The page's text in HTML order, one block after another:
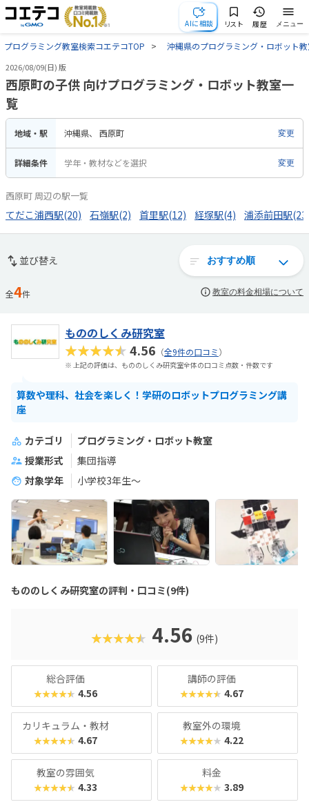
AIに相談 リスト 履歴 メニュー
プログラミング教室検索コエテコTOP 沖縄県のプログラミング・ロボット
2026/08/09(日) 版
西原町の子供 向けプログラミング・ロボット教室一
覧
地域・駅 沖縄県 西原町 変更
詳細条件 学年・教材などを選択 変更
西原町 周辺の駅一覧
てだこ浦西駅(20) 石嶺駅(2) 首里駅(12) 経塚駅(4) 浦添前田駅
並び替え
全4件 教室の料金相場について
もののしくみ研究室
★★★★★4.56 （全9件の口コミ）
※ 上記の評価は、もののしくみ研究室全体の口コミ点数・件数です
算数や理科、社会を楽しく！学研のロボットプログラミング講
座
カテゴリ
プログラミング・ロボット教室
授業形式
集団指導
対象学年
小学校3年生〜
もののしくみ研究室の評判・口コミ(9件)
★★★★★ 4.56 (9件)
総合評価
★★★★★ 4.56
講師の評価
★★★★★ 4.67
カリキュラム・教材
★★★★★ 4.67
教室外の環境
★★★★★ 4.22
教室の雰囲気
★★★★★ 4.33
料金
★★★★★ 3.89